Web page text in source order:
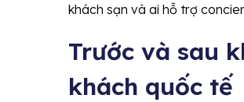
khách sạn và ai hỗ trợ
Trước và sau
khách quốc tế